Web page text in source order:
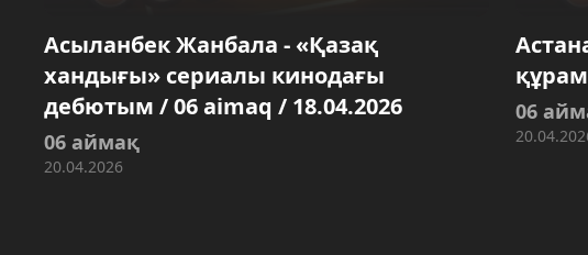
Асыланбек Жанбала - «Қазақ
хандығы» сериалы кинодағы
дебютым / 06 aimaq / 18.04.2026
06 аймақ
20.04.2026
06